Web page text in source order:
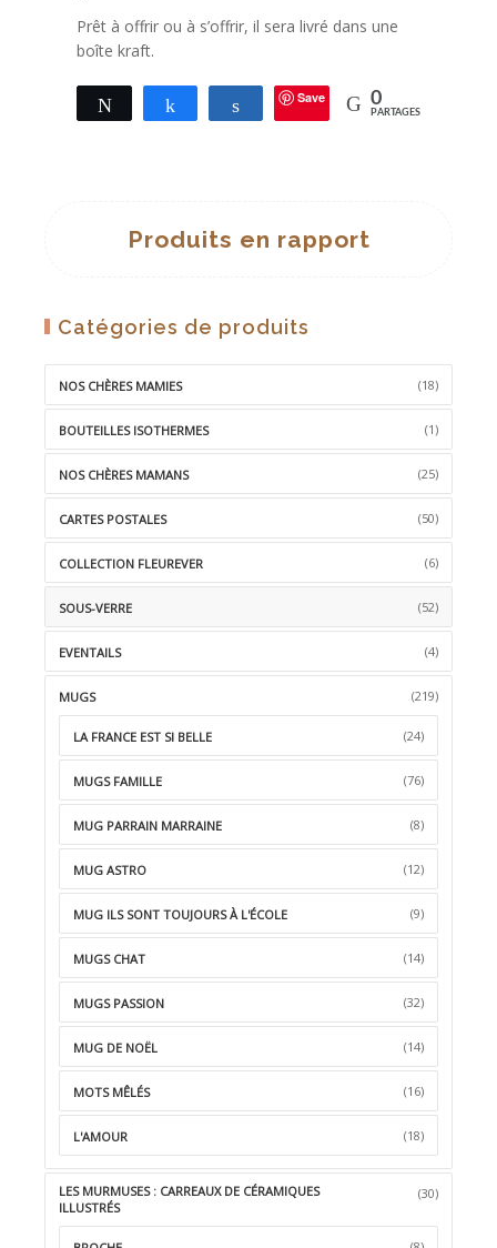
Prêt à offrir ou à s’offrir, il sera livré dans une
boîte kraft.
Tweetez Partagez Partagez
Save 0
PARTAGES
Produits en rapport
Catégories de produits
NOS CHÈRES MAMIES (18)
BOUTEILLES ISOTHERMES (1)
NOS CHÈRES MAMANS (25)
CARTES POSTALES (50)
COLLECTION FLEUREVER (6)
SOUS-VERRE (52)
EVENTAILS (4)
MUGS (219)
LA FRANCE EST SI BELLE (24)
MUGS FAMILLE (76)
MUG PARRAIN MARRAINE (8)
MUG ASTRO (12)
MUG ILS SONT TOUJOURS À L'ÉCOLE (9)
MUGS CHAT (14)
MUGS PASSION (32)
MUG DE NOËL (14)
MOTS MÊLÉS (16)
L'AMOUR (18)
LES MURMUSES : CARREAUX DE CÉRAMIQUES
ILLUSTRÉS
(30)